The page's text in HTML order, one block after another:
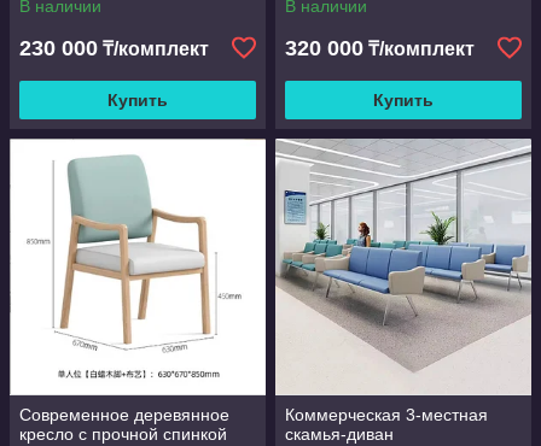
В наличии
230 000 ₸/комплект
Купить
В наличии
320 000 ₸/комплект
Купить
Современное деревянное
кресло с прочной спинкой
Коммерческая 3-местная
скамья-диван